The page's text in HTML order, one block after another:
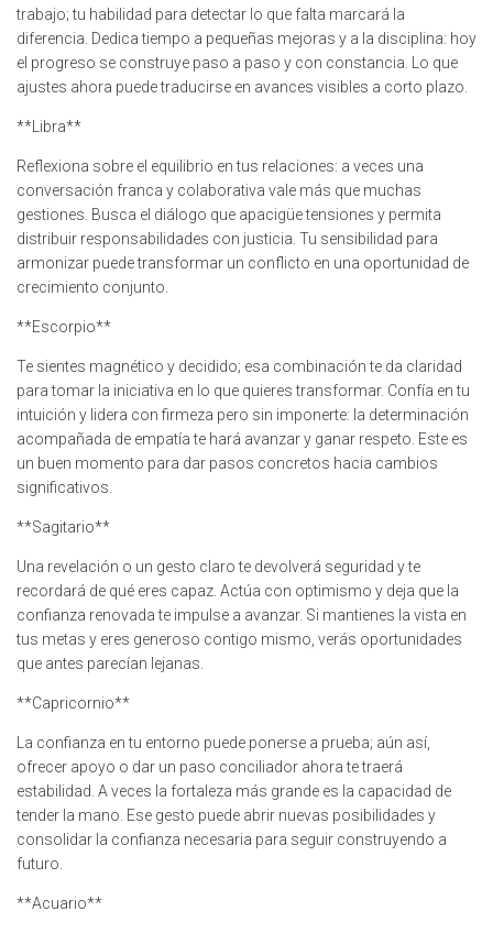
trabajo; tu habilidad para detectar lo que falta marcará la
diferencia. Dedica tiempo a pequeñas mejoras y a la disciplina: hoy
el progreso se construye paso a paso y con constancia. Lo que
ajustes ahora puede traducirse en avances visibles a corto plazo.
**Libra**
Reflexiona sobre el equilibrio en tus relaciones: a veces una
conversación franca y colaborativa vale más que muchas
gestiones. Busca el diálogo que apacigüe tensiones y permita
distribuir responsabilidades con justicia. Tu sensibilidad para
armonizar puede transformar un conflicto en una oportunidad de
crecimiento conjunto.
**Escorpio**
Te sientes magnético y decidido; esa combinación te da claridad
para tomar la iniciativa en lo que quieres transformar. Confía en tu
intuición y lidera con firmeza pero sin imponerte: la determinación
acompañada de empatía te hará avanzar y ganar respeto. Este es
un buen momento para dar pasos concretos hacia cambios
significativos.
**Sagitario**
Una revelación o un gesto claro te devolverá seguridad y te
recordará de qué eres capaz. Actúa con optimismo y deja que la
confianza renovada te impulse a avanzar. Si mantienes la vista en
tus metas y eres generoso contigo mismo, verás oportunidades
que antes parecían lejanas.
**Capricornio**
La confianza en tu entorno puede ponerse a prueba; aún así,
ofrecer apoyo o dar un paso conciliador ahora te traerá
estabilidad. A veces la fortaleza más grande es la capacidad de
tender la mano. Ese gesto puede abrir nuevas posibilidades y
consolidar la confianza necesaria para seguir construyendo a
futuro.
**Acuario**